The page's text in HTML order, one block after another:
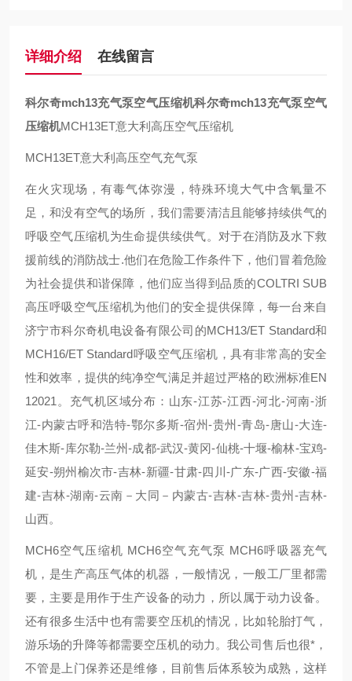
详细介绍 在线留言
科尔奇mch13充气泵空气压缩机科尔奇mch13充气泵空气
压缩机MCH13ET意大利高压空气压缩机
MCH13ET意大利高压空气充气泵
在火灾现场，有毒气体弥漫，特殊环境大气中含氧量不
足，和没有空气的场所，我们需要清洁且能够持续供气的
呼吸空气压缩机为生命提供续供气。对于在消防及水下救
援前线的消防战士.他们在危险工作条件下，他们冒着危险
为社会提供和谐保障，他们应当得到品质的COLTRI SUB
高压呼吸空气压缩机为他们的安全提供保障，每一台来自
济宁市科尔奇机电设备有限公司的MCH13/ET Standard和
MCH16/ET Standard呼吸空气压缩机，具有非常高的安全
性和效率，提供的纯净空气满足并超过严格的欧洲标准EN
12021。充气机区域分布：山东-江苏-江西-河北-河南-浙
江-内蒙古呼和浩特-鄂尔多斯-宿州-贵州-青岛-唐山-大连-
佳木斯-库尔勒-兰州-成都-武汉-黄冈-仙桃-十堰-榆林-宝鸡-
延安-朔州榆次市-吉林-新疆-甘肃-四川-广东-广西-安徽-福
建-吉林-湖南-云南－大同－内蒙古-吉林-吉林-贵州-吉林-
山西。
MCH6空气压缩机 MCH6空气充气泵 MCH6呼吸器充气
机，是生产高压气体的机器，一般情况，一般工厂里都需
要，主要是用作于生产设备的动力，所以属于动力设备。
还有很多生活中也有需要空压机的情况，比如轮胎打气，
游乐场的升降等都需要空压机的动力。我公司售后也很*，
不管是上门保养还是维修，目前售后体系较为成熟，这样